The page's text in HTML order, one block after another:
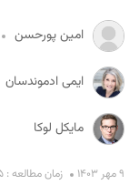
امین پورحسن
ایمی ادموندسان
مایکل لوکا
۹ مهر ۱۴۰۳ زمان مطالعه : ۱۵ دقیقه